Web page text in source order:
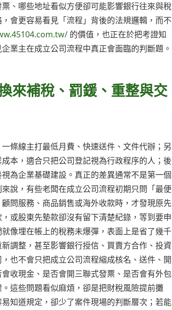
、哪些地址看似方便卻可能影響銀行往來與稅
會更容易看見「流程」背後的法規邏輯，而不
的價值，也正在於把考證知
業主在成立公司流程中真正會面臨的判斷題。
來補稅、罰鍰、重整與交
條線主打最低月費、快速送件、文件代辦；另
本，適合只把公司登記視為行政程序的人；後
為企業基礎建設。真正的差異通常不是第一個
說，有些老闆在成立公司流程初期只問「最便
問服務、商品銷售或海外收款時，才發現原先
或股東先墊款卻沒有留下清楚紀錄，等到要申
像埋在帳上的稅務未爆彈，表面上是省了幾千
調整，甚至影響銀行授信、買賣方合作、投資
也不會只把成立公司流程縮成核名、送件、開
收現金、是否會開三聯式發票、是否會有外包
這些問題看似麻煩，卻是把財稅風險提前攤
知道規定，卻少了案件現場的判斷層次；若能